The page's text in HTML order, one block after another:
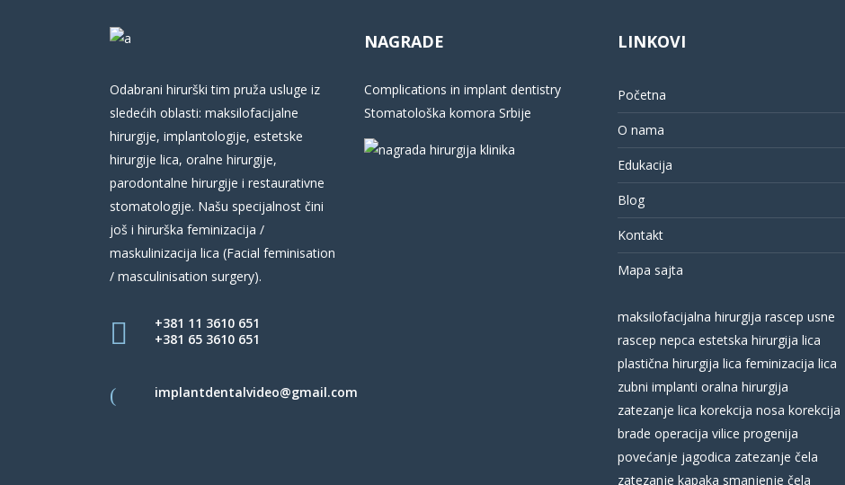
Odabrani hirurški tim pruža usluge iz
sledećih oblasti: maksilofacijalne
hirurgije, implantologije, estetske
hirurgije lica, oralne hirurgije,
parodontalne hirurgije i restaurativne
stomatologije. Našu specijalnost čini
još i hirurška feminizacija /
maskulinizacija lica (Facial feminisation
/ masculinisation surgery).
+381 11 3610 651
+381 65 3610 651
implantdentalvideo@gmail.com
NAGRADE
Complications in implant dentistry
Stomatološka komora Srbije
LINKOVI
Početna
O nama
Edukacija
Blog
Kontakt
Mapa sajta
maksilofacijalna hirurgija rascep usne
rascep nepca estetska hirurgija lica
plastična hirurgija lica feminizacija lica
zubni implanti oralna hirurgija
zatezanje lica korekcija nosa korekcija
brade operacija vilice progenija
povećanje jagodica zatezanje čela
zatezanje kapaka smanjenje čela